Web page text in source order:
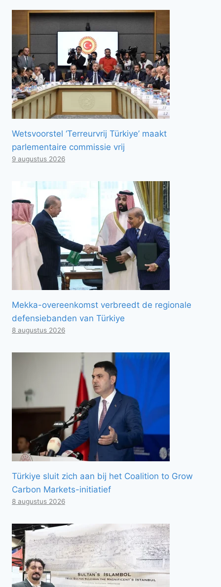
Wetsvoorstel ‘Terreurvrij Türkiye’ maakt
parlementaire commissie vrij
9 augustus 2026
Mekka-overeenkomst verbreedt de regionale
defensiebanden van Türkiye
8 augustus 2026
Türkiye sluit zich aan bij het Coalition to Grow
Carbon Markets-initiatief
8 augustus 2026